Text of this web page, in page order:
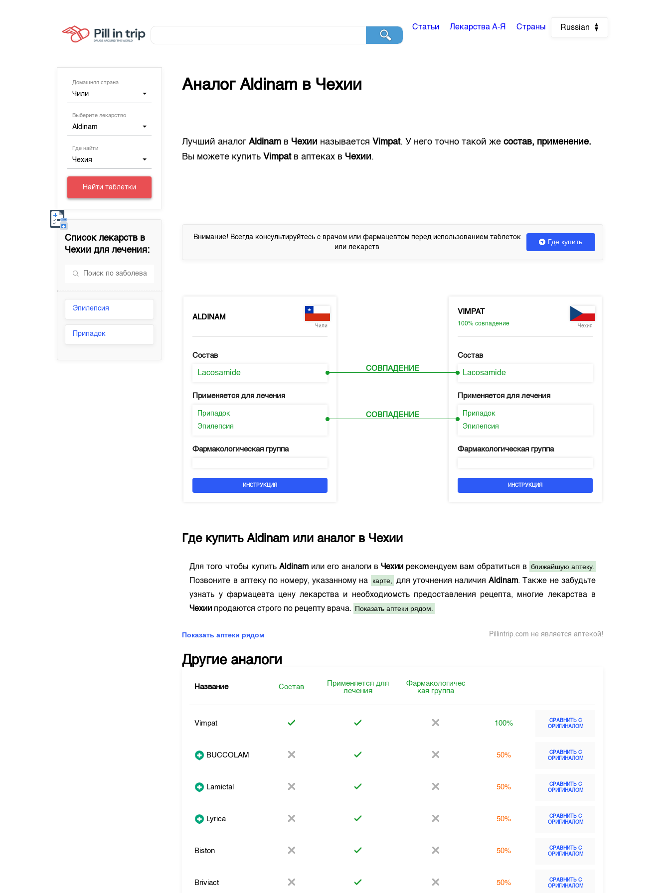
Статьи Лекарства А-Я Страны Russian
Домашняя страна
Чили
Выберите лекарство
Aldinam
Где найти
Чехия
Найти таблетки
Список лекарств в
Чехии для лечения:
Эпилепсия
Припадок
АналогAldinam в Чехии
Лучший аналогAldinam вЧехии называется Vimpat. У него точно такой же состав, применение.
Вы можете купить Vimpatв аптеках вЧехии.
Внимание! Всегда консультируйтесь с врачом или фармацевтом перед использованием таблеток
или лекарств
Где купить
ALDINAM
Чили
Состав
Lacosamide
Применяется для лечения
Припадок
Эпилепсия
Фармакологическая группа
ИНСТРУКЦИЯ
СОВПАДЕНИЕ
СОВПАДЕНИЕ
VIMPAT
100% совпадение Чехия
Состав
Lacosamide
Применяется для лечения
Припадок
Эпилепсия
Фармакологическая группа
ИНСТРУКЦИЯ
Где купитьAldinam или аналог в Чехии
Для того чтобы купить Aldinamили его аналоги вЧехии рекомендуем вам обратиться в ближайшую аптеку.
Позвоните в аптеку по номеру, указанному на
карте, для уточнения наличияAldinam. Также не забудьте
узнать у фармацевта цену лекарства и необходиомсть предоставления рецепта, многие лекарства в
Чехии продаются строго по рецепту врача. Показать аптеки рядом.
Показать аптеки рядом Pillintrip.com не является аптекой!
Другие аналоги
Название Состав
Применяется для
лечения
Фармакологичес
кая группа
Vimpat 100%
СРАВНИТЬ С
ОРИГИНАЛОМ
BUCCOLAM 50%
СРАВНИТЬ С
ОРИГИНАЛОМ
Lamictal 50%
СРАВНИТЬ С
ОРИГИНАЛОМ
Lyrica 50%
СРАВНИТЬ С
ОРИГИНАЛОМ
Biston 50%
СРАВНИТЬ С
ОРИГИНАЛОМ
Briviact 50%
СРАВНИТЬ С
ОРИГИНАЛОМ